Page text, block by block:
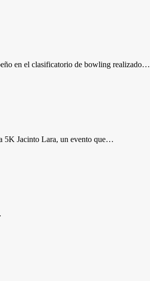
en el clasificatorio de bowling realizado…
5K Jacinto Lara, un evento que…